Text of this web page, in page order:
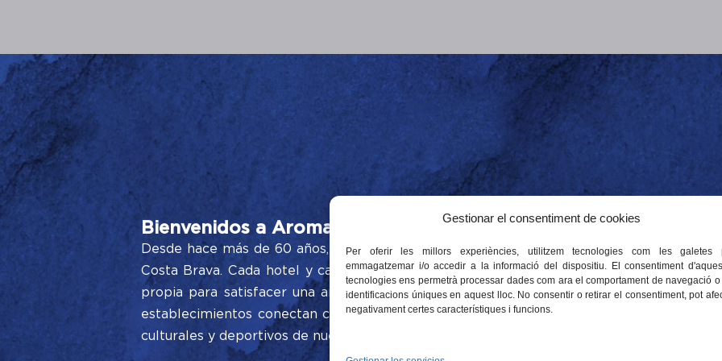
Gestionar el consentiment de cookies
Per oferir les millors experiències, utilitzem tecnologies com les galetes
emmagatzemar i/o accedir a la informació del dispositiu. El consentiment
tecnologies ens permetrà processar dades com ara el comportament de navegació
identificacions úniques en aquest lloc. No consentir o retirar el consentiment, pot
negativament certes característiques i funcions.
Bienvenidos a Aromar Hotels & Restaurants!
Desde hace más de 60 años, nos dedicamos a ofrecer experiencias inolvidables en
Costa Brava. Cada hotel y cada restaurante de nuestra organización destaca por su
propia para satisfacer una amplia variedad de gustos y necesidades. Situados en
establecimientos conectan con el mar, la naturaleza y el entorno urbano, con el
culturales y deportivos de nuestro territorio.